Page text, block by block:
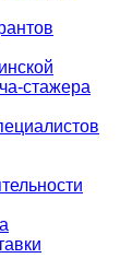
стажера